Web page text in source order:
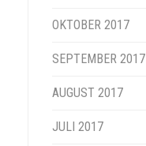
OKTOBER 2017
SEPTEMBER 2017
AUGUST 2017
JULI 2017